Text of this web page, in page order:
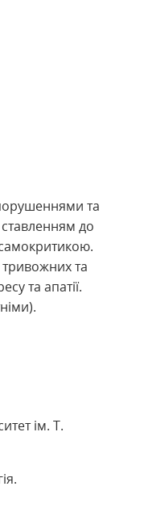
та
до
та
та апатії.
ім. Т.